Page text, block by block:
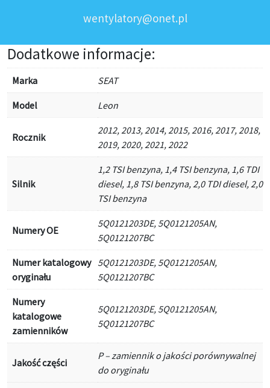
wentylatory@onet.pl
Dodatkowe informacje:
Marka SEAT
Model Leon
Rocznik
2012, 2013, 2014, 2015, 2016, 2017, 2018,
2019, 2020, 2021, 2022
Silnik
1,2 TSI benzyna, 1,4 TSI benzyna, 1,6 TDI
diesel, 1,8 TSI benzyna, 2,0 TDI diesel, 2,0
TSI benzyna
Numery OE
5Q0121203DE, 5Q0121205AN,
5Q0121207BC
Numer katalogowy
oryginału
5Q0121203DE, 5Q0121205AN,
5Q0121207BC
Numery
katalogowe
zamienników
5Q0121203DE, 5Q0121205AN,
5Q0121207BC
Jakość części
P – zamiennik o jakości porównywalnej
do oryginału